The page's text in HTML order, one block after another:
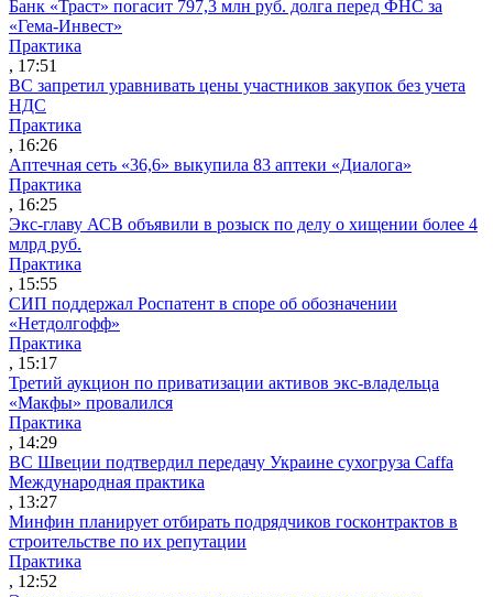
Банк «Траст» погасит 797,3 млн руб. долга перед ФНС за
«Гема-Инвест»
Практика
, 17:51
ВС запретил уравнивать цены участников закупок без учета
НДС
Практика
, 16:26
Аптечная сеть «36,6» выкупила 83 аптеки «Диалога»
Практика
, 16:25
Экс-главу АСВ объявили в розыск по делу о хищении более 4
млрд руб.
Практика
, 15:55
СИП поддержал Роспатент в споре об обозначении
«Нетдолгофф»
Практика
, 15:17
Третий аукцион по приватизации активов экс-владельца
«Макфы» провалился
Практика
, 14:29
ВС Швеции подтвердил передачу Украине сухогруза Caffa
Международная практика
, 13:27
Минфин планирует отбирать подрядчиков госконтрактов в
строительстве по их репутации
Практика
, 12:52